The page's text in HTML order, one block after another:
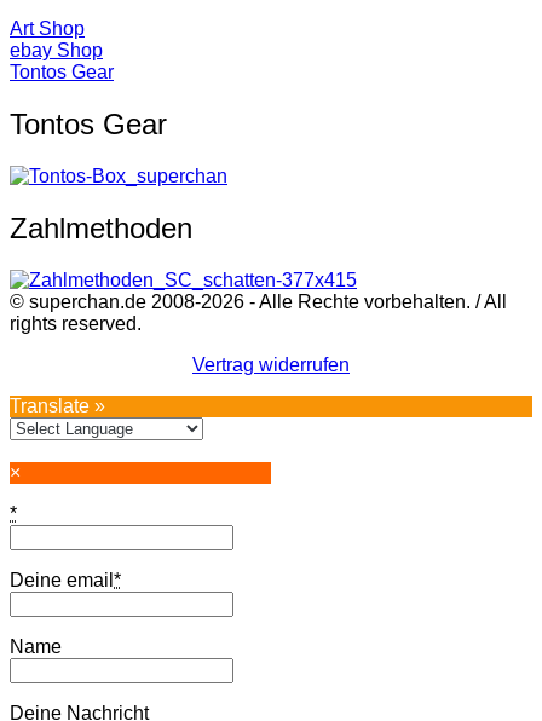
Art Shop
ebay Shop
Tontos Gear
Tontos Gear
Zahlmethoden
© superchan.de 2008-2026 - Alle Rechte vorbehalten. / All
rights reserved.
Vertrag widerrufen
Translate »
×
*
Deine email *
Name
Deine Nachricht